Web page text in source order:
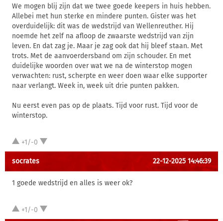
We mogen blij zijn dat we twee goede keepers in huis hebben.
Allebei met hun sterke en mindere punten. Gister was het
overduidelijk: dit was de wedstrijd van Wellenreuther. Hij
noemde het zelf na afloop de zwaarste wedstrijd van zijn
leven. En dat zag je. Maar je zag ook dat hij bleef staan. Met
trots. Met de aanvoerdersband om zijn schouder. En met
duidelijke woorden over wat we na de winterstop mogen
verwachten: rust, scherpte en weer doen waar elke supporter
naar verlangt. Week in, week uit drie punten pakken.
Nu eerst even pas op de plaats. Tijd voor rust. Tijd voor de
winterstop.
+1/-0
socrates 22-12-2025 14:46:39
1 goede wedstrijd en alles is weer ok?
+1/-0